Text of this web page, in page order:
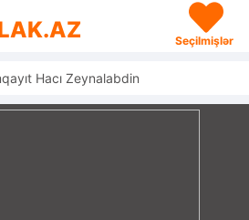
Seçilmişlər
Hacı Zeynalabdin